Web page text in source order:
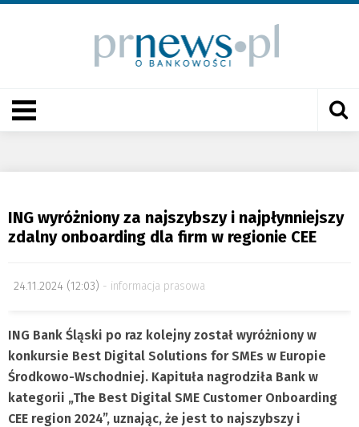
ING wyróżniony za najszybszy i najpłynniejszy
zdalny onboarding dla firm w regionie CEE
24.11.2024 (12:03) informacja prasowa
ING Bank Śląski po raz kolejny został wyróżniony w
konkursie Best Digital Solutions for SMEs w Europie
Środkowo-Wschodniej. Kapituła nagrodziła Bank w
kategorii „The Best Digital SME Customer Onboarding
CEE region 2024”, uznając, że jest to najszybszy i